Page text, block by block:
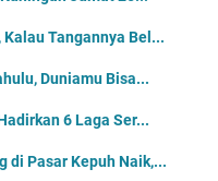
Tangannya Bel...
Duniamu Bisa...
6 Laga Ser...
di Pasar Kepuh Naik,...